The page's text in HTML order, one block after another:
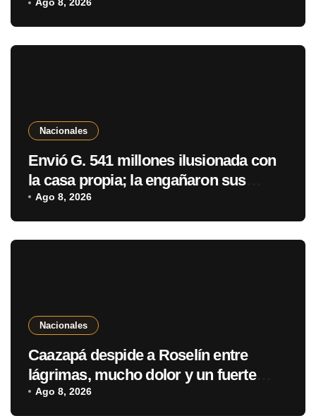
autores del atroz crimen de Roselin
Ago 8, 2026
Nacionales
Envió G. 541 millones ilusionada con
la casa propia; la engañaron sus
parientes
Ago 8, 2026
Nacionales
Caazapá despide a Roselín entre
lágrimas, mucho dolor y un fuerte
pedido de justicia
Ago 8, 2026